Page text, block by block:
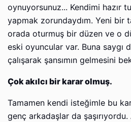
oynuyorsunuz... Kendimi hazır
yapmak zorundaydım. Yeni bir
orada oturmuş bir düzen ve o
eski oyuncular var. Buna saygı
çalışarak şansımın gelmesini
Çok akılcı bir karar olmuş.
Tamamen kendi isteğimle bu
genç arkadaşlar da